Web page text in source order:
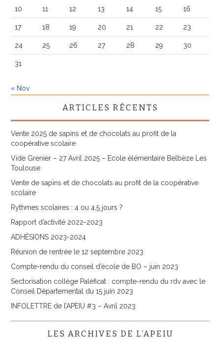
10 11 12 13 14 15 16
17 18 19 20 21 22 23
24 25 26 27 28 29 30
31
« Nov
ARTICLES RÉCENTS
Vente 2025 de sapins et de chocolats au profit de la
coopérative scolaire
Vide Grenier – 27 Avril 2025 – Ecole élémentaire Belbèze Les
Toulouse
Vente de sapins et de chocolats au profit de la coopérative
scolaire
Rythmes scolaires : 4 ou 4,5 jours ?
Rapport d’activité 2022-2023
ADHÉSIONS 2023-2024
Réunion de rentrée le 12 septembre 2023
Compte-rendu du conseil d’école de BO – juin 2023
Sectorisation collège Paléficat : compte-rendu du rdv avec le
Conseil Départemental du 15 juin 2023
INFOLETTRE de l’APEIU #3 – Avril 2023
LES ARCHIVES DE L’APEIU